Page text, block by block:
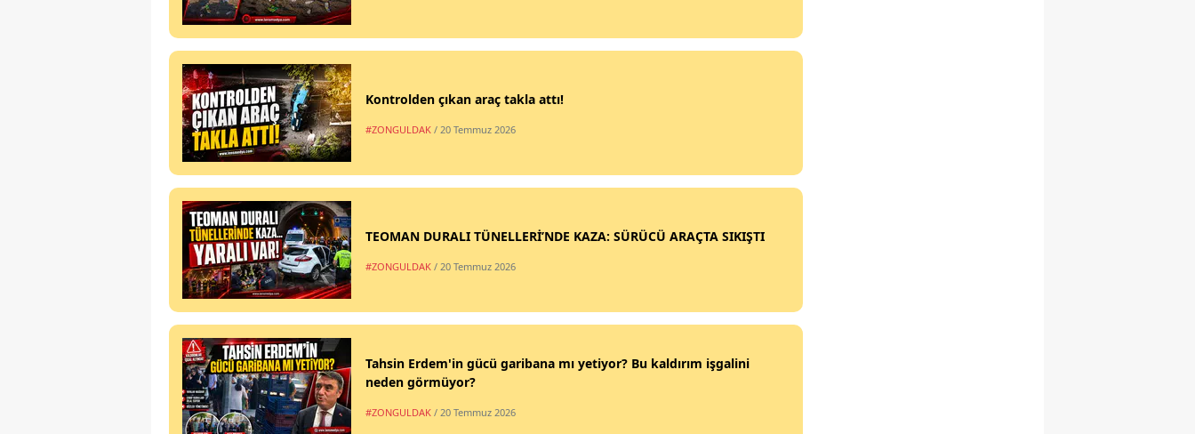
Kontrolden çıkan araç takla attı!
#ZONGULDAK / 20 Temmuz 2026
TEOMAN DURALI TÜNELLERİ’NDE KAZA: SÜRÜCÜ ARAÇTA SIKIŞTI
#ZONGULDAK / 20 Temmuz 2026
Tahsin Erdem'in gücü garibana mı yetiyor? Bu kaldırım işgalini
neden görmüyor?
#ZONGULDAK / 20 Temmuz 2026